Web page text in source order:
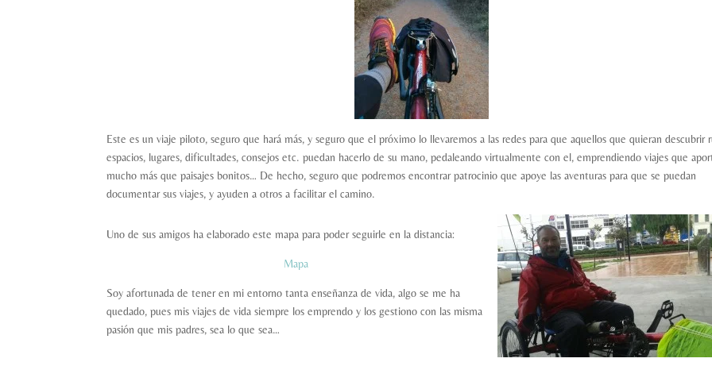
Este es un viaje piloto, seguro que hará más, y seguro que el próximo lo llevaremos a las redes para que aquellos que quieran descubrir
espacios, lugares, dificultades, consejos etc. puedan hacerlo de su mano, pedaleando virtualmente con el, emprendiendo viajes que
mucho más que paisajes bonitos… De hecho, seguro que podremos encontrar patrocinio que apoye las aventuras para que se puedan
documentar sus viajes, y ayuden a otros a facilitar el camino.
Uno de sus amigos ha elaborado este mapa para poder seguirle en la distancia:
Mapa
Soy afortunada de tener en mi entorno tanta enseñanza de vida, algo se me ha
quedado, pues mis viajes de vida siempre los emprendo y los gestiono con las misma
pasión que mis padres, sea lo que sea…